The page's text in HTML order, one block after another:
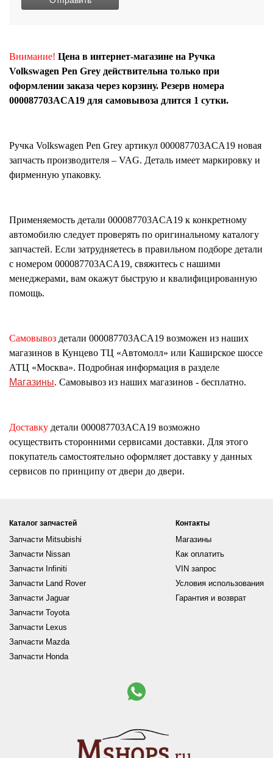
Внимание! Цена в интернет-магазине на Ручка
Volkswagen Pen Grey действительна только при
оформлении заказа через корзину. Резерв номера
000087703ACA19 для самовывоза длится 1 сутки.
Ручка Volkswagen Pen Grey артикул 000087703ACA19 новая
запчасть производителя – VAG. Деталь имеет маркировку и
фирменную упаковку.
Применяемость детали 000087703ACA19 к конкретному
автомобилю следует проверять по оригинальному каталогу
запчастей. Если затрудняетесь в правильном подборе детали
с номером 000087703ACA19, свяжитесь с нашими
менеджерами, вам окажут быструю и квалифицированную
помощь.
Самовывоз детали 000087703ACA19 возможен из наших
магазинов в Кунцево ТЦ «Автомолл» или Каширское шоссе
АТЦ «Москва». Подробная информация в разделе
Магазины. Самовывоз из наших магазинов - бесплатно.
Доставку детали 000087703ACA19 возможно
осуществить сторонними сервисами доставки. Для этого
покупатель самостоятельно оформляет доставку у данных
сервисов по принципу от двери до двери.
Каталог запчастей
Запчасти Mitsubishi
Запчасти Nissan
Запчасти Infiniti
Запчасти Land Rover
Запчасти Jaguar
Запчасти Toyota
Запчасти Lexus
Запчасти Mazda
Запчасти Honda
Контакты
Магазины
Как оплатить
VIN запрос
Условия использования
Гарантия и возврат